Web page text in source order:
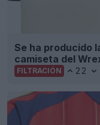
Se ha producido
camiseta del
FILTRACIÓN 22